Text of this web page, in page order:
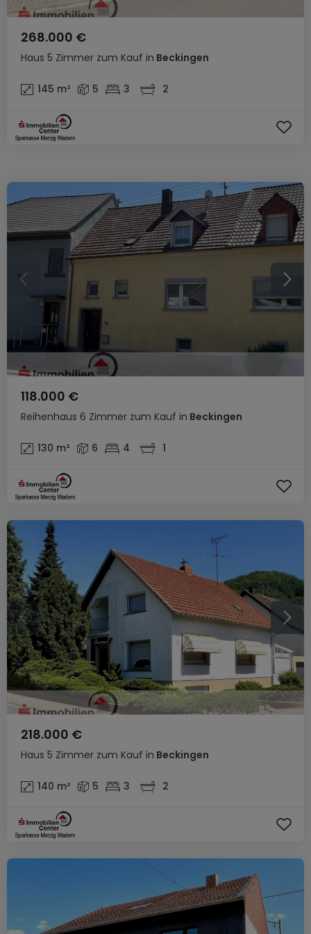
Haus 5 Zimmer zum Kauf in Beckingen
268.000 €
145 m² 5 3 2
Reihenhaus 6 Zimmer zum Kauf in Beckingen
118.000 €
130 m² 6 4 1
Haus 5 Zimmer zum Kauf in Beckingen
218.000 €
140 m² 5 3 2